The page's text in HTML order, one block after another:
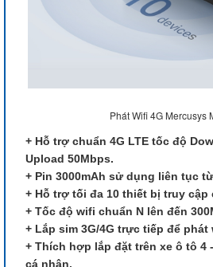
Phát Wifi 4G Mercusys
+ Hỗ trợ chuẩn 4G LTE tốc độ
Upload 50Mbps.
+ Pin 3000mAh sử dụng liên tục
+ Hỗ trợ tối đa 10 thiết bị truy cập
+ Tốc độ wifi chuẩn N lên đến
+ Lắp sim 3G/4G trực tiếp để phát
+ Thích hợp lắp đặt trên xe ô tô 4
cá nhân.